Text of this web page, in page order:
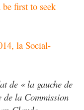
first to seek
la Social-
de « la gauche de
de la Commission